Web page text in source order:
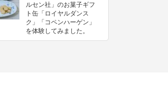
ルセン社」のお菓子ギフ
ト缶「ロイヤルダンス
ク」「コペンハーゲン」
を体験してみました。